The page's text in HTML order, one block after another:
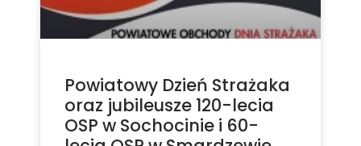
Powiatowy Dzień Strażaka
oraz jubileusze 120-lecia
OSP w Sochocinie i 60-